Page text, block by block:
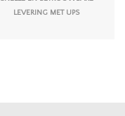
LEVERING MET UPS